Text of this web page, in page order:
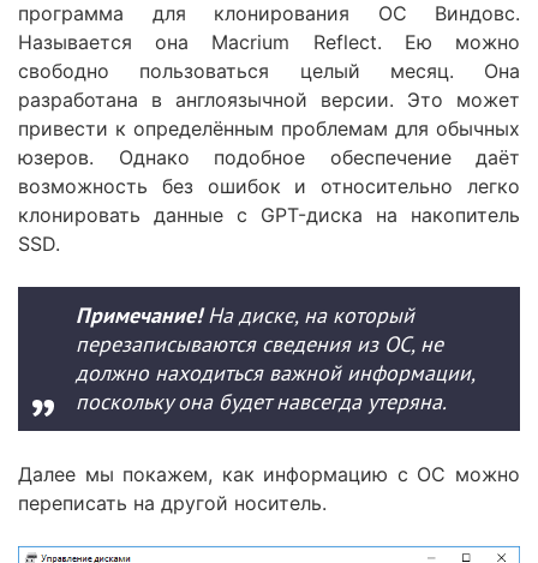
программа для клонирования ОС Виндовс.
Называется она Macrium Reflect. Ею можно
свободно пользоваться целый месяц. Она
разработана в англоязычной версии. Это может
привести к определённым проблемам для обычных
юзеров. Однако подобное обеспечение даёт
возможность без ошибок и относительно легко
клонировать данные с GPT-диска на накопитель
SSD.
Примечание!На диске, на который
перезаписываются сведения из ОС, не
должно находиться важной информации,
поскольку она будет навсегда утеряна.
Далее мы покажем, как информацию с ОС можно
переписать на другой носитель.